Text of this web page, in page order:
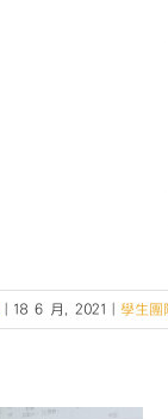
18 6 月, 2021 學生團